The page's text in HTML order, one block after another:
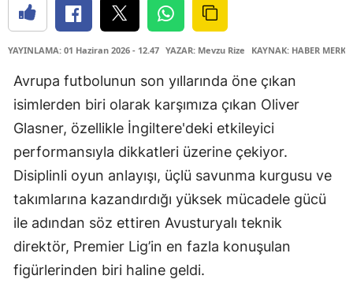
YAYINLAMA: 01 Haziran 2026 - 12.47 YAZAR: Mevzu Rize KAYNAK: HABER
Avrupa futbolunun son yıllarında öne çıkan
isimlerden biri olarak karşımıza çıkan Oliver
Glasner, özellikle İngiltere'deki etkileyici
performansıyla dikkatleri üzerine çekiyor.
Disiplinli oyun anlayışı, üçlü savunma kurgusu ve
takımlarına kazandırdığı yüksek mücadele gücü
ile adından söz ettiren Avusturyalı teknik
direktör, Premier Lig’in en fazla konuşulan
figürlerinden biri haline geldi.